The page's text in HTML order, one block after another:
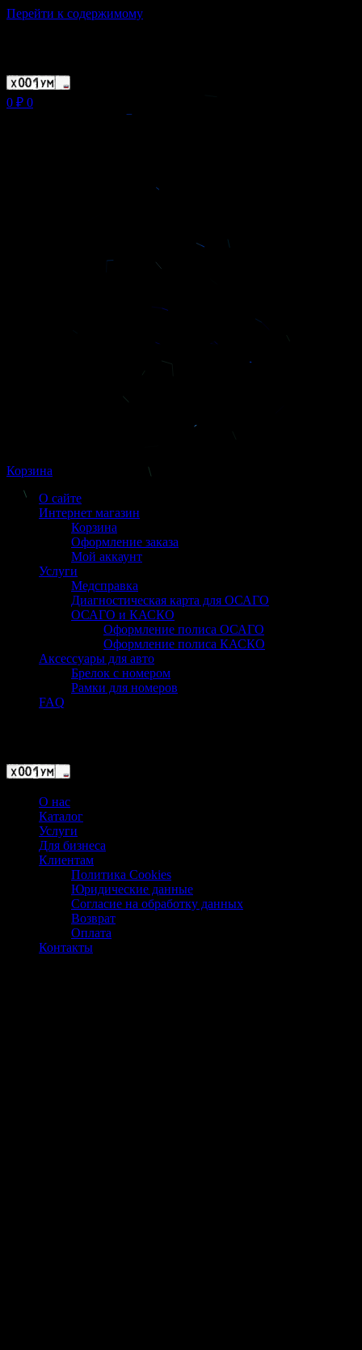
Перейти к содержимому
0 ₽ 0
Корзина
О сайте
Интернет магазин
Корзина
Оформление заказа
Мой аккаунт
Услуги
Медсправка
Диагностическая карта для ОСАГО
ОСАГО и КАСКО
Оформление полиса ОСАГО
Оформление полиса КАСКО
Аксессуары для авто
Брелок с номером
Рамки для номеров
FAQ
О нас
Каталог
Услуги
Для бизнеса
Клиентам
Политика Cookies
Юридические данные
Согласие на обработку данных
Возврат
Оплата
Контакты